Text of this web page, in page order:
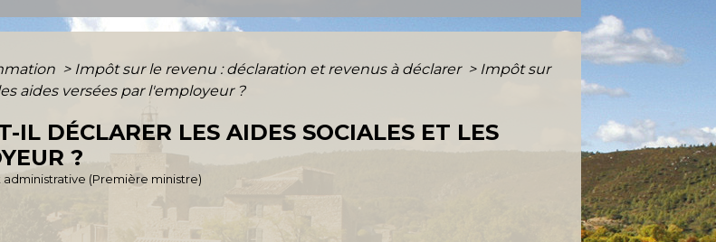
> Impôt sur le revenu : déclaration et revenus à déclarer > Impôt sur
aides versées par l'employeur ?
IL DÉCLARER LES AIDES SOCIALES ET LES
?
(Première ministre)